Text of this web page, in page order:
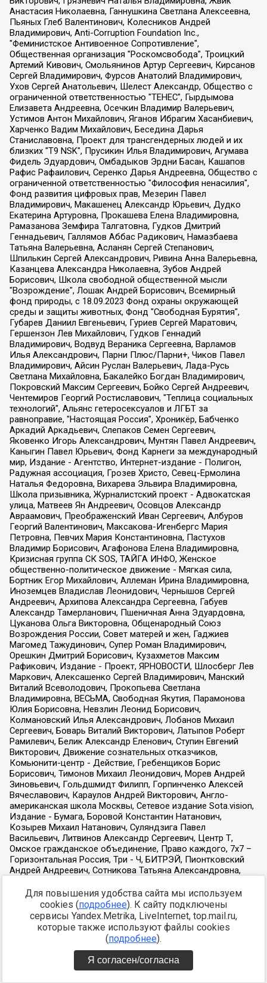
Для повышения удобства сайта мы используем
cookies (подробнее). К сайту подключены
сервисы Yandex.Metrika, LiveInternet, top.mail.ru,
которые также используют файлы cookies
(подробнее).
Я согласен/согласна